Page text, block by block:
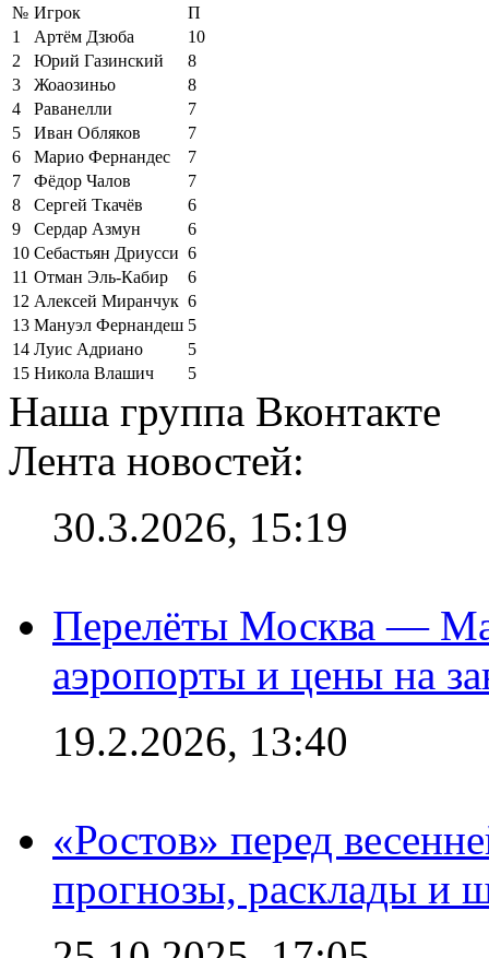
№ Игрок
П
1
Артём Дзюба
10
2
Юрий Газинский
8
3
Жоаозиньо
8
4
Раванелли
7
5
Иван Обляков
7
6
Марио Фернандес
7
7
Фёдор Чалов
7
8
Сергей Ткачёв
6
9
Сердар Азмун
6
10 Себастьян Дриусси 6
11 Отман Эль-Кабир
6
12 Алексей Миранчук 6
13 Мануэл Фернандеш 5
14 Луис Адриано
5
15 Никола Влашич 5
Наша группа Вконтакте
Лента новостей:
30.3.2026, 15:19
Перелёты Москва —
аэропорты и цены на
19.2.2026, 13:40
«Ростов» перед
прогнозы, расклады и